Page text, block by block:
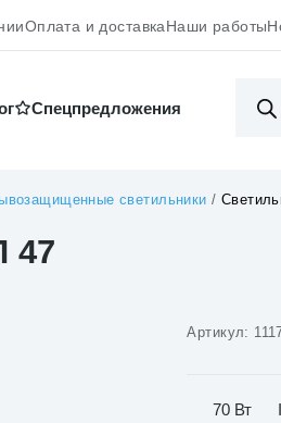
Оплата и доставкаНаши работы
Cпецпредложения
светильники /
47
Артикул:
70 Вт